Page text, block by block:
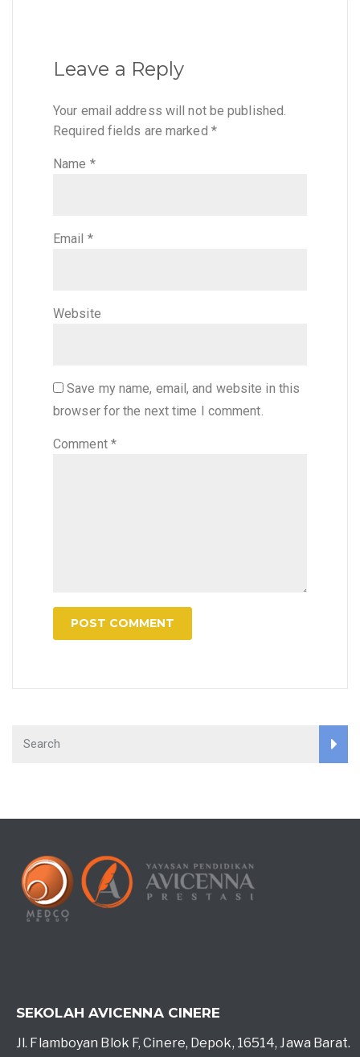
Leave a Reply
Your email address will not be published.
Required fields are marked *
Name *
Email *
Website
Save my name, email, and website in this
browser for the next time I comment.
Comment *
SEKOLAH AVICENNA CINERE
Jl. Flamboyan Blok F, Cinere, Depok, 16514, Jawa Barat.